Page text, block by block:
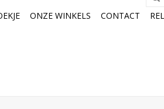
ONZE WINKELS CONTACT